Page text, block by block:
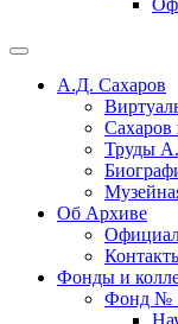
А.Д. Сахаров
Труды
Об Архиве
Фонды и
Фонд №